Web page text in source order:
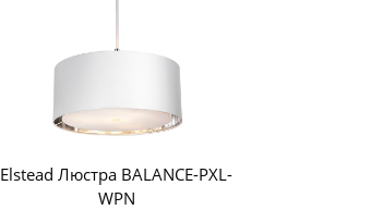
Elstead Люстра BALANCE-PXL-
WPN